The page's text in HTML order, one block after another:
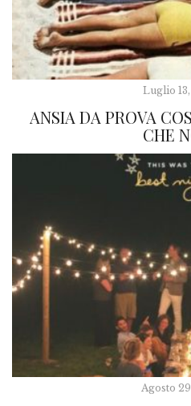
Luglio
ANSIA DA PROVA
CHE
Agosto